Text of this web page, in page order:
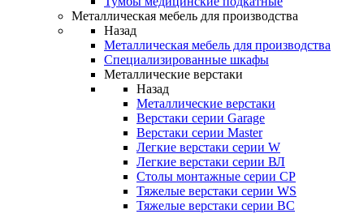
Металлическая мебель для производства
Назад
Металлическая мебель для производства
Cпециализированные шкафы
Металлические верстаки
Назад
Металлические верстаки
Верстаки серии Garage
Верстаки серии Master
Легкие верстаки серии W
Легкие верстаки серии ВЛ
Столы монтажные серии СР
Тяжелые верстаки серии WS
Тяжелые верстаки серии ВС